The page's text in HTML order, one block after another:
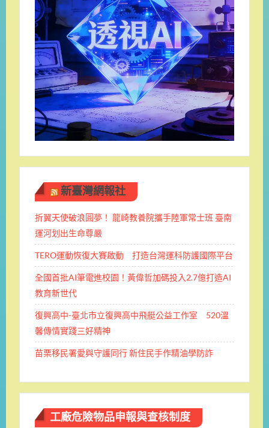
新臺灣網報社
折翼天使破浪圓夢！ 龍崎教養院攜手陸軍常士班 ​臺南
運河划出生命尊嚴
TERO運動恢復大賽啟動 打造台灣運科防護國際平台
全國首批AI筆電進校園！黃偉哲加碼投入2.7億打造AI
教育新世代
復興高中-臺北市立復興高中飛艇公益工作室 520溫
馨傳情實踐三好精神
苗栗移民署愛與守護同行 新住民手作精油學防詐
工廠危險物品申報與查核制度